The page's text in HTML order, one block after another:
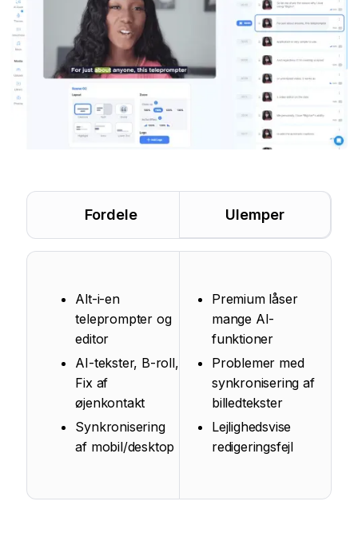
Fordele Ulemper
Alt-i-en
teleprompter og
editor
AI-tekster, B-roll,
Fix af
øjenkontakt
Synkronisering
af mobil/desktop
Premium låser
mange AI-
funktioner
Problemer med
synkronisering af
billedtekster
Lejlighedsvise
redigeringsfejl